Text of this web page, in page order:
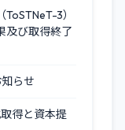
3）
及び取得終了
らせ
得と資本提